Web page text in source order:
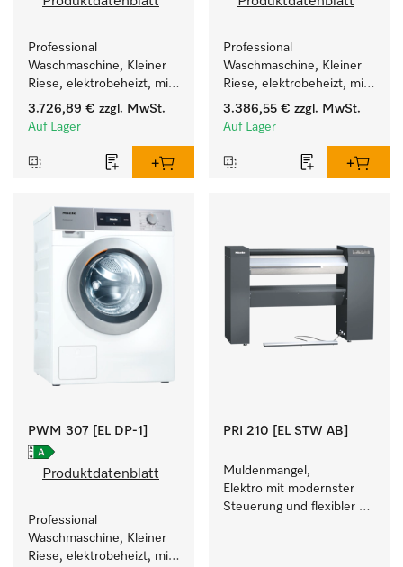
Professional
Waschmaschine, Kleiner
Riese, elektrobeheizt, mit
Ablaufventil und
zielgruppenspezifischen
Leistung 7 kg  in 49 min .
3.726,89 € zzgl. MwSt.
Auf Lager
Professional
Waschmaschine, Kleiner
Riese, elektrobeheizt, mit
Ablaufventil und
zielgruppenspezifischen
Leistung 7 kg  in 49 min .
3.386,55 € zzgl. MwSt.
Auf Lager
PWM 307 [EL DP-1]
Produktdatenblatt
Professional
Waschmaschine, Kleiner
Riese, elektrobeheizt, mit
PRI 210 [EL STW AB]
Muldenmangel,
Elektro mit modernster
Steuerung und flexibler